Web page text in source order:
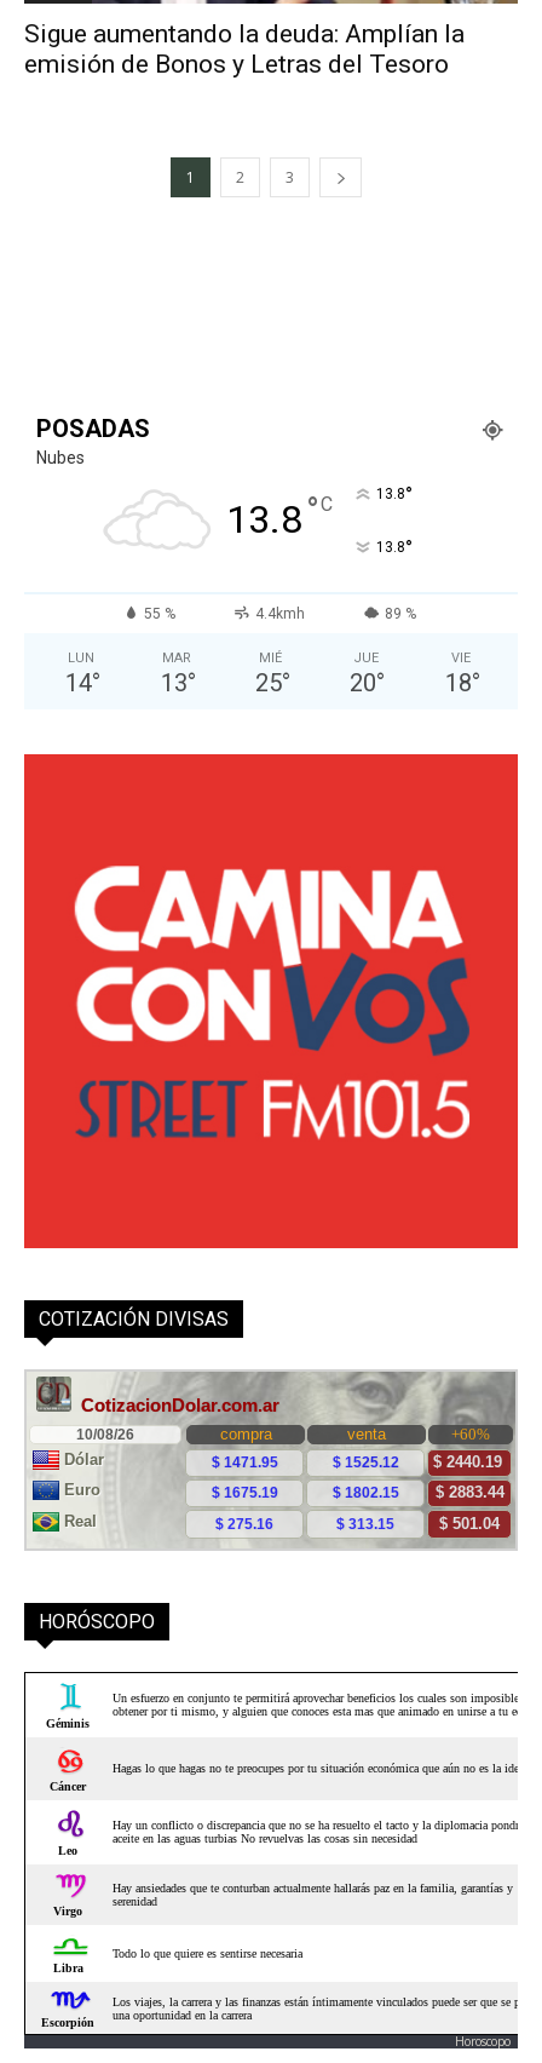
Sigue aumentando la deuda: Amplían la
emisión de Bonos y Letras del Tesoro
1 2 3
POSADAS
Nubes
13.8°C 13.8°
13.8°
55 % 4.4kmh 89 %
LUN
14°
MAR
13°
MIÉ
25°
JUE
20°
VIE
18°
COTIZACIÓN DIVISAS
HORÓSCOPO
Horoscopo